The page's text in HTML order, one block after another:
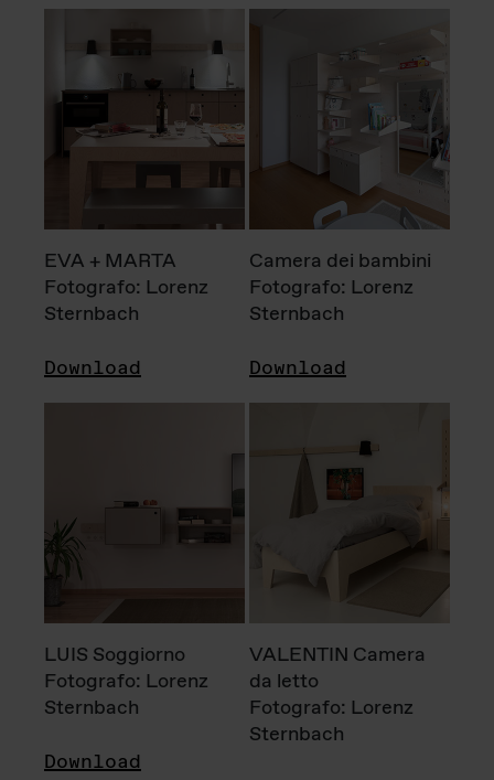
EVA + MARTA
Fotografo: Lorenz
Sternbach
Download
Camera dei bambini
Fotografo: Lorenz
Sternbach
Download
LUIS Soggiorno
Fotografo: Lorenz
Sternbach
Download
VALENTIN Camera
da letto
Fotografo: Lorenz
Sternbach